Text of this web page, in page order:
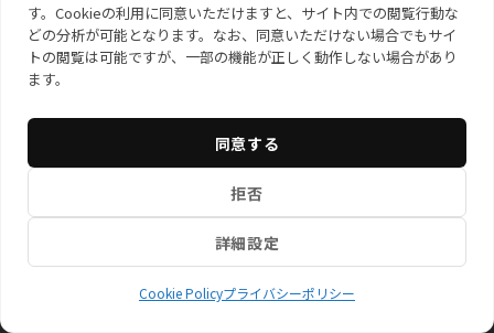
す。Cookieの利用に同意いただけますと、サイト内での閲覧行動な
どの分析が可能となります。なお、同意いただけない場合でもサイ
トの閲覧は可能ですが、一部の機能が正しく動作しない場合があり
ます。
同意する
拒否
詳細設定
Cookie Policyプライバシーポリシー
お知らせ サービス一覧
特定商取引法に基づく表記
情報セキュリティ基本方針
要
Cookie Policy (EU)
プライバシーポリシ
ー
Powered byEmanon